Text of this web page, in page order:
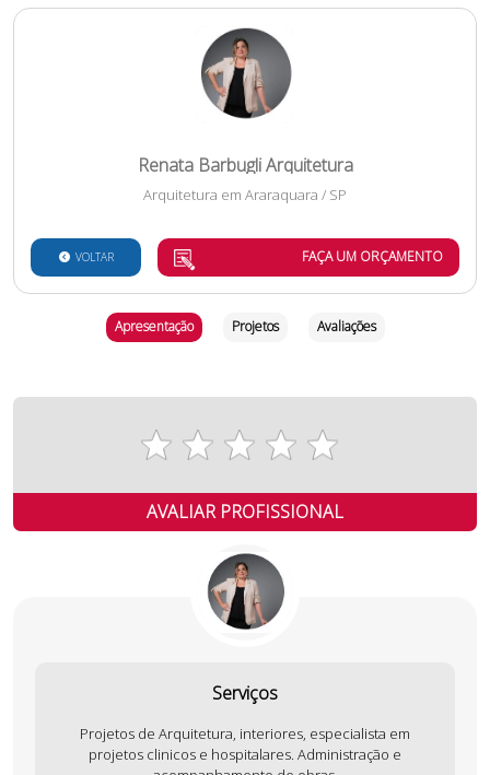
Renata Barbugli Arquitetura
Arquitetura em Araraquara / SP
VOLTAR FAÇA UM ORÇAMENTO
Apresentação Projetos Avaliações
AVALIAR PROFISSIONAL
Serviços
Projetos de Arquitetura, interiores, especialista em
projetos clinicos e hospitalares. Administração e